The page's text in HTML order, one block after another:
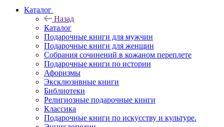
Каталог
Назад
Каталог
Подарочные книги для мужчин
Подарочные книги для женщин
Собрания сочинений в кожаном переплете
Подарочные книги по истории
Афоризмы
Эксклюзивные книги
Библиотеки
Религиозные подарочные книги
Классика
Подарочные книги по искусству и культуре.